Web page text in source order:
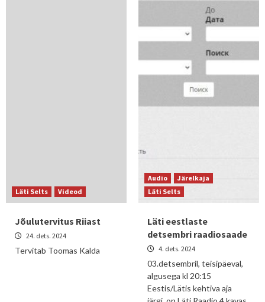
Läti Selts Videod
Jõulutervitus Riiast
24. dets. 2024
Tervitab Toomas Kalda
Audio
Järelkaja
Läti Selts
Läti eestlaste
detsembri raadiosaade
4. dets. 2024
03.detsembril, teisipäeval,
algusega kl 20:15
Eestis/Lätis kehtiva aja